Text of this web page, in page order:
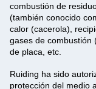
combustión de
(también conocido
calor (cacerola),
gases de combustión
de placa, etc.
Ruiding ha sido
protección del medio